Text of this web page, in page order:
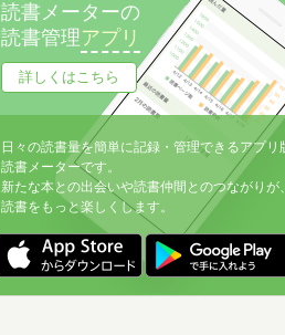
読書メーターの
読書管理アプリ
詳しくはこちら
日々の読書量を簡単に記録・管理できるアプリ
読書メーターです。
新たな本との出会いや読書仲間とのつながりが
読書をもっと楽しくします。